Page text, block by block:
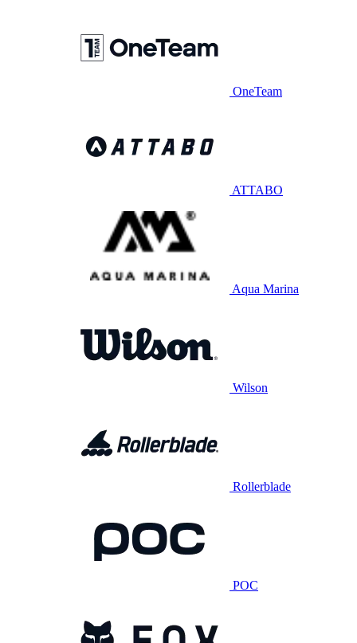
OneTeam
ATTABO
Aqua Marina
Wilson
Rollerblade
POC